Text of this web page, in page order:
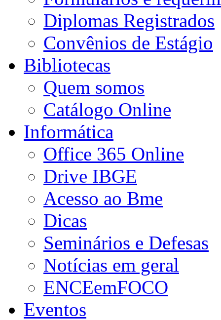
Diplomas Registrados
Convênios de Estágio
Bibliotecas
Quem somos
Catálogo Online
Informática
Office 365 Online
Drive IBGE
Acesso ao Bme
Dicas
Seminários e Defesas
Notícias em geral
ENCEemFOCO
Eventos